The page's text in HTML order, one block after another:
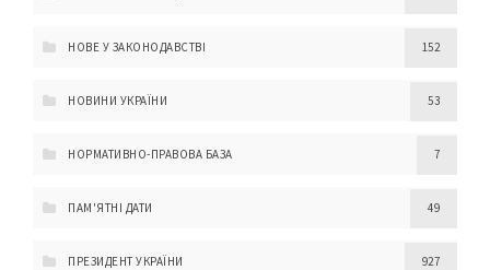
НОВЕ У ЗАКОНОДАВСТВІ 152
НОВИНИ УКРАЇНИ 53
НОРМАТИВНО-ПРАВОВА БАЗА 7
ПАМ'ЯТНІ ДАТИ 49
ПРЕЗИДЕНТ УКРАЇНИ 927